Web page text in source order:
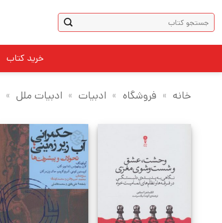
content
جستجو
برای:
خرید کتاب
خانه » فروشگاه » ادبیات » ادبیات ملل »